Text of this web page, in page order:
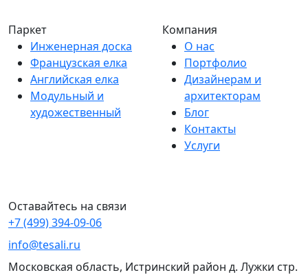
Паркет
Инженерная доска
Французская елка
Английская елка
Модульный и
художественный
Компания
О нас
Портфолио
Дизайнерам и
архитекторам
Блог
Контакты
Услуги
Оставайтесь на связи
+7 (499) 394-09-06
info@tesali.ru
Московская область, Истринский район д. Лужки стр.